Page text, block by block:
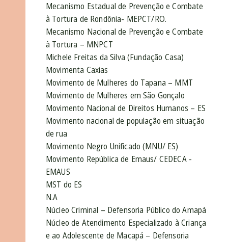
Mecanismo Estadual de Prevenção e Combate
à Tortura de Rondônia- MEPCT/RO.
Mecanismo Nacional de Prevenção e Combate
à Tortura – MNPCT
Michele Freitas da Silva (Fundação Casa)
Movimenta Caxias
Movimento de Mulheres do Tapana – MMT
Movimento de Mulheres em São Gonçalo
Movimento Nacional de Direitos Humanos – ES
Movimento nacional de população em situação
de rua
Movimento Negro Unificado (MNU/ ES)
Movimento República de Emaus/ CEDECA -
EMAUS
MST do ES
N.A
Núcleo Criminal – Defensoria Público do Amapá
Núcleo de Atendimento Especializado à Criança
e ao Adolescente de Macapá – Defensoria